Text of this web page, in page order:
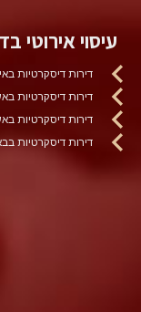
עיסוי אירוטי
דירות דיסקרטיות
דירות דיסקרטיות
דירות דיסקרטיות
דירות דיסקרטיות